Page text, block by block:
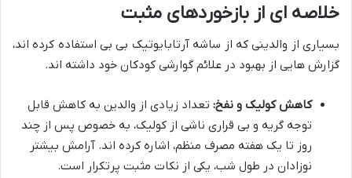
خلاصه ای از بازخوردهای مثبت
بسیاری از والدینی که از ساشه آرتابایوتیک بی بی استفاده کرده اند،
گزارش هایی از بهبود در علائم گوارشی کودکان خود داشته اند.
کاهش کولیک و نفخ: تعداد زیادی از والدین به کاهش قابل
توجه گریه و بی قراری ناشی از کولیک، به خصوص پس از چند
روز تا یک هفته مصرف منظم، اشاره کرده اند. آرامش بیشتر
نوزادان در طول شب، یکی از نکات مثبت پرتکرار است.